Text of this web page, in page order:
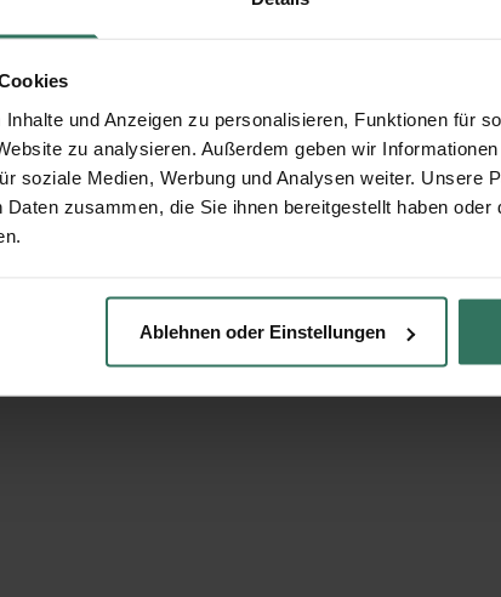
und Anzeigen zu personalisieren, Funktionen für
zu analysieren. Außerdem geben wir
soziale Medien, Werbung und Analysen weiter. Unsere
zusammen, die Sie ihnen bereitgestellt haben
Ablehnen oder Einstellungen